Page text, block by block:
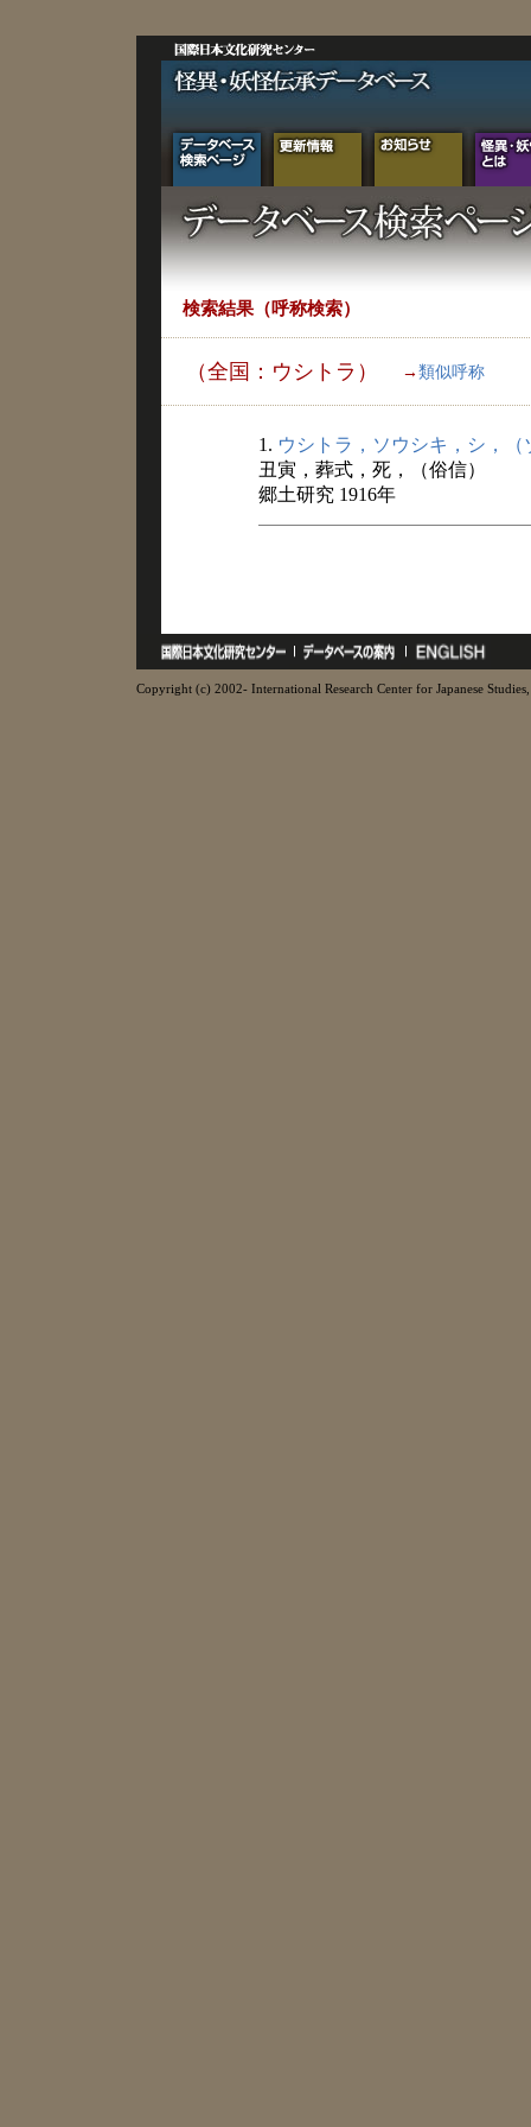
検索結果（呼称検索）
（全国：ウシトラ） → 類似呼称
1. ウシトラ，ソウシキ，シ，（
丑寅，葬式，死，（俗信）
郷土研究 1916年
Copyright (c) 2002- International Research Center for Japanese